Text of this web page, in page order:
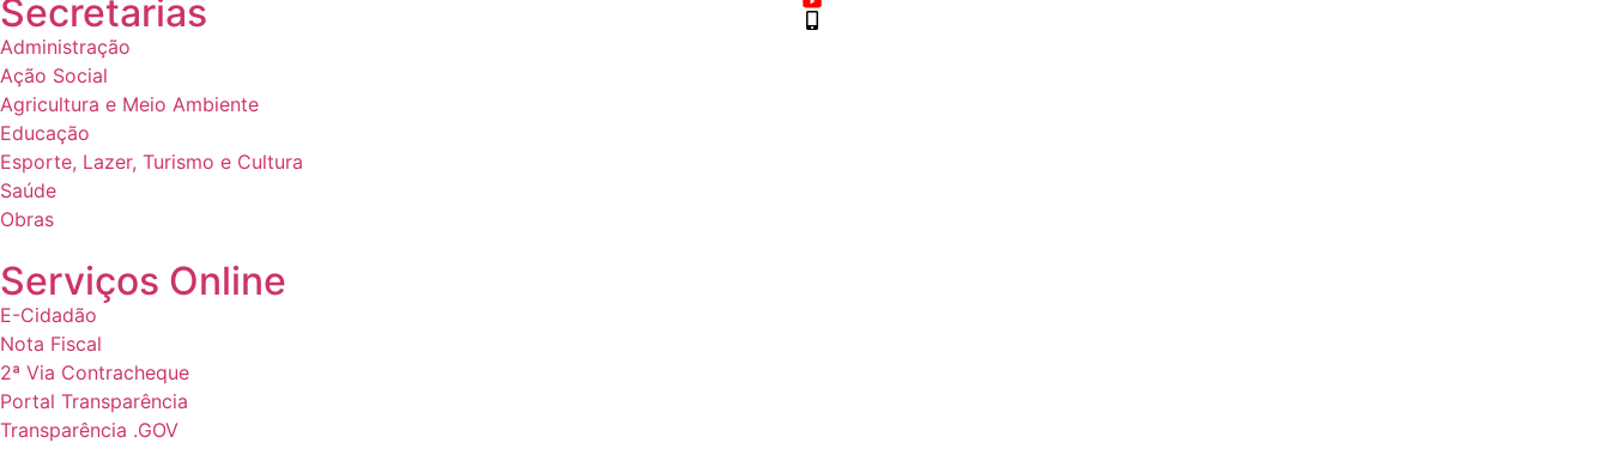
Secretarias
Administração
Ação Social
Agricultura e Meio Ambiente
Educação
Esporte, Lazer, Turismo e Cultura
Saúde
Obras
Serviços Online
E-Cidadão
Nota Fiscal
2ª Via Contracheque
Portal Transparência
Transparência .GOV